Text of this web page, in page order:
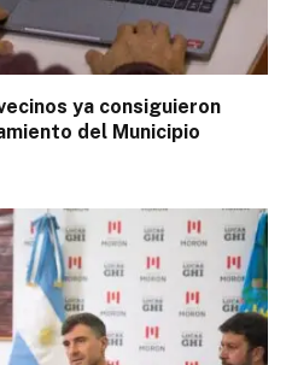
ya consiguieron
del Municipio